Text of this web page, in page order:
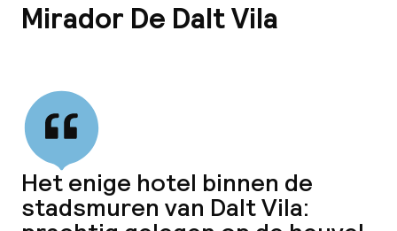
Mirador De Dalt Vila
Het enige hotel binnen de
stadsmuren van Dalt Vila: